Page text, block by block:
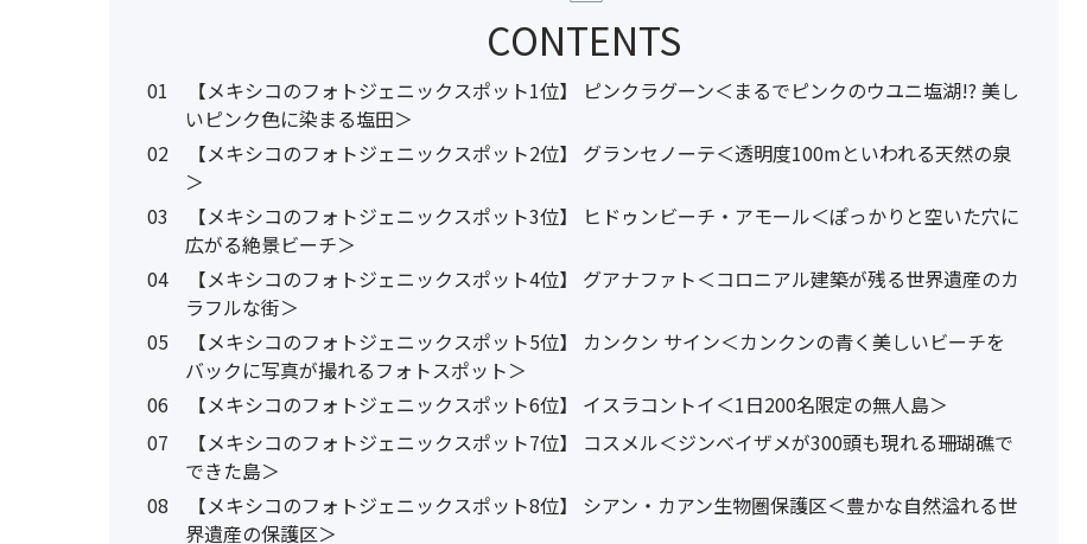
CONTENTS
01 【メキシコのフォトジェニックスポット1位】 ピンクラグーン＜まるでピンクのウユニ塩湖!? 美し
いピンク色に染まる塩田＞
02 【メキシコのフォトジェニックスポット2位】 グランセノーテ＜透明度100mといわれる天然の泉
＞
03 【メキシコのフォトジェニックスポット3位】 ヒドゥンビーチ・アモール＜ぽっかりと空いた穴に
広がる絶景ビーチ＞
04 【メキシコのフォトジェニックスポット4位】 グアナファト＜コロニアル建築が残る世界遺産のカ
ラフルな街＞
05 【メキシコのフォトジェニックスポット5位】 カンクン サイン＜カンクンの青く美しいビーチを
バックに写真が撮れるフォトスポット＞
06
【メキシコのフォトジェニックスポット6位】 イスラコントイ＜1日200名限定の無人島＞
07
【メキシコのフォトジェニックスポット7位】 コスメル＜ジンベイザメが300頭も現れる珊瑚礁で
できた島＞
08 【メキシコのフォトジェニックスポット8位】 シアン・カアン生物圏保護区＜豊かな自然溢れる世
界遺産の保護区＞